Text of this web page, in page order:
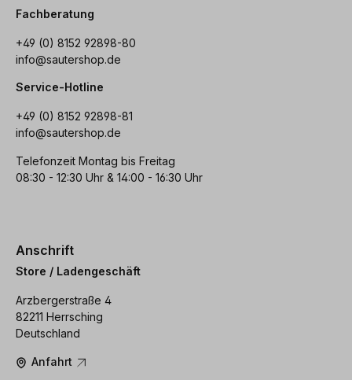
Fachberatung
+49 (0) 8152 92898-80
info@sautershop.de
Service-Hotline
+49 (0) 8152 92898-81
info@sautershop.de
Telefonzeit Montag bis Freitag
08:30 - 12:30 Uhr & 14:00 - 16:30 Uhr
Anschrift
Store / Ladengeschäft
Arzbergerstraße 4
82211 Herrsching
Deutschland
Anfahrt